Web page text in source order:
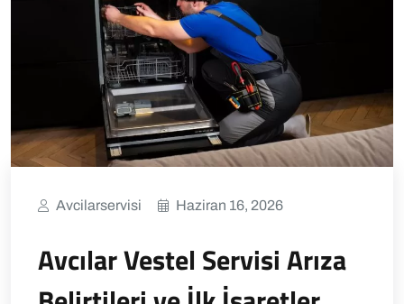
Avcilarservisi Haziran 16, 2026
Avcılar Vestel Servisi Arıza